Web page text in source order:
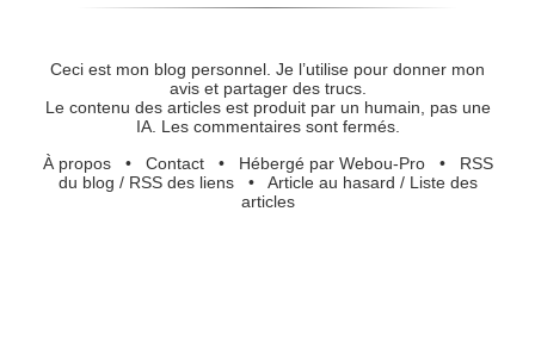
Ceci est mon blog personnel. Je l’utilise pour donner mon
avis et partager des trucs.
Le contenu des articles est produit par un humain, pas une
IA. Les commentaires sont fermés.
À propos• Contact• Hébergé par Webou-Pro• RSS
du blog / RSS des liens• Article au hasard / Liste des
articles